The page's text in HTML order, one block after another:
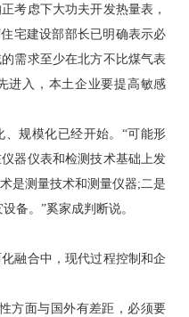
考虑下大功夫开发热量表，
宅建设部部长已明确表示必
需求至少在北方不比煤气表
进入，本土企业要提高敏感
规模化已经开始。“可能形
器仪表和检测技术基础上发
是测量技术和测量仪器;二是
备。”奚家成判断说。
合中，现代过程控制和企
面与国外有差距，必须要